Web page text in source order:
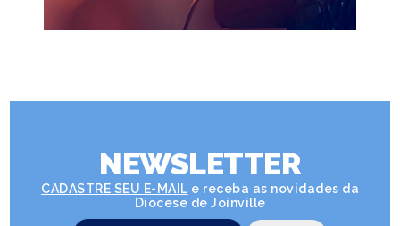
NEWSLETTER
CADASTRE SEU E-MAIL e receba as novidades da
Diocese de Joinville